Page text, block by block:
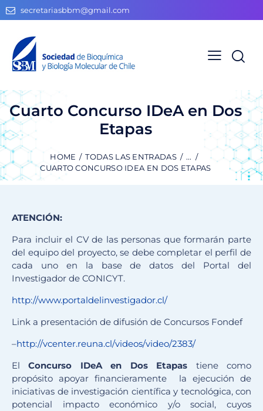
secretariasbbm@gmail.com
Cuarto Concurso IDeA en Dos
Etapas
HOME TODAS LAS ENTRADAS
...
CUARTO CONCURSO IDEA EN DOS ETAPAS
ATENCIÓN:
Para incluir el CV de las personas que formarán parte
del equipo del proyecto, se debe completar el perfil de
cada uno en la base de datos del Portal del
Investigador de CONICYT.
http://www.portaldelinvestigador.cl/
Link a presentación de difusión de Concursos Fondef
–http://vcenter.reuna.cl/videos/video/2383/
ElConcurso IDeA en Dos Etapas tiene como
propósito apoyar financieramente la ejecución de
iniciativas de investigación científica y tecnológica, con
potencial impacto económico y/o social, cuyos